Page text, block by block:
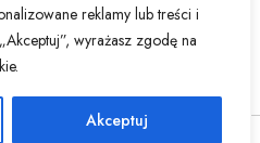
reklamy lub treści i
wyrażasz zgodę na
Akceptuj
Rights Reserved